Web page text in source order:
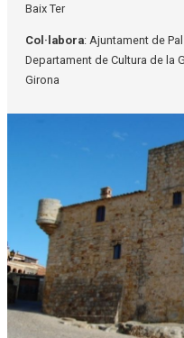
Baix Ter
Col·labora: Ajuntament de
Departament de Cultura de la
Girona